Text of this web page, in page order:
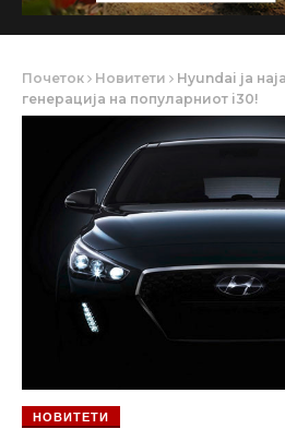
Почеток Новитети
Hyundai ја
генерација на популарниот i30!
НОВИТЕТИ